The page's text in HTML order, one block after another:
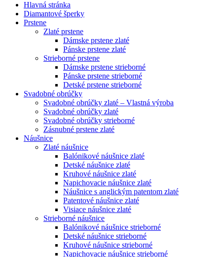
Hlavná stránka
Diamantové šperky
Prstene
Zlaté prstene
Dámske prstene zlaté
Pánske prstene zlaté
Strieborné prstene
Dámske prstene strieborné
Pánske prstene strieborné
Detské prstene strieborné
Svadobné obrúčky
Svadobné obrúčky zlaté – Vlastná výroba
Svadobné obrúčky zlaté
Svadobné obrúčky strieborné
Zásnubné prstene zlaté
Náušnice
Zlaté náušnice
Balónikové náušnice zlaté
Detské náušnice zlaté
Kruhové náušnice zlaté
Napichovacie náušnice zlaté
Náušnice s anglickým patentom zlaté
Patentové náušnice zlaté
Visiace náušnice zlaté
Strieborné náušnice
Balónikové náušnice strieborné
Detské náušnice strieborné
Kruhové náušnice strieborné
Napichovacie náušnice strieborné